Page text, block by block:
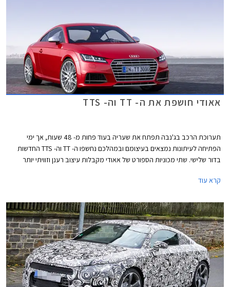
אאודי חושפת את ה- TT וה- TTS
תערוכת הרכב בג'נבה תפתח את שעריה בעוד פחות מ- 48 שעות, אך ימי
הפתיחה לעיתונות נמצאים בעיצומם ובמהלכם נחשפו ה- TT וה- TTS החדשות
בדור שלישי. שתי מכוניות הספורט של אאודי מקבלות עיצוב רענן וזוויתי יותר
טכנולוגיות נוספות כמו גם מנועים חדשים עם הספקים של עד 310 כ"ס.
קרא עוד